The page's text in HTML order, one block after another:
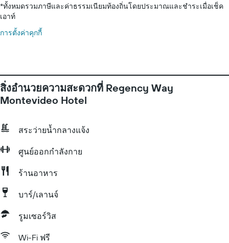
*ทั้งหมดรวมภาษีและค่าธรรมเนียมท้องถิ่นโดยประมาณและชำระเมื่อเช็ค
เอาท์
การตั้งค่าคุกกี้
สิ่งอำนวยความสะดวกที่ Regency Way
Montevideo Hotel
สระว่ายน้ำกลางแจ้ง
ศูนย์ออกกำลังกาย
ร้านอาหาร
บาร์/เลานจ์
รูมเซอร์วิส
Wi-Fi ฟรี